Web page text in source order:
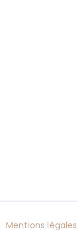
Mentions légales